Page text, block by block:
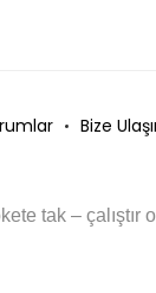
Bize
tak – çalıştır